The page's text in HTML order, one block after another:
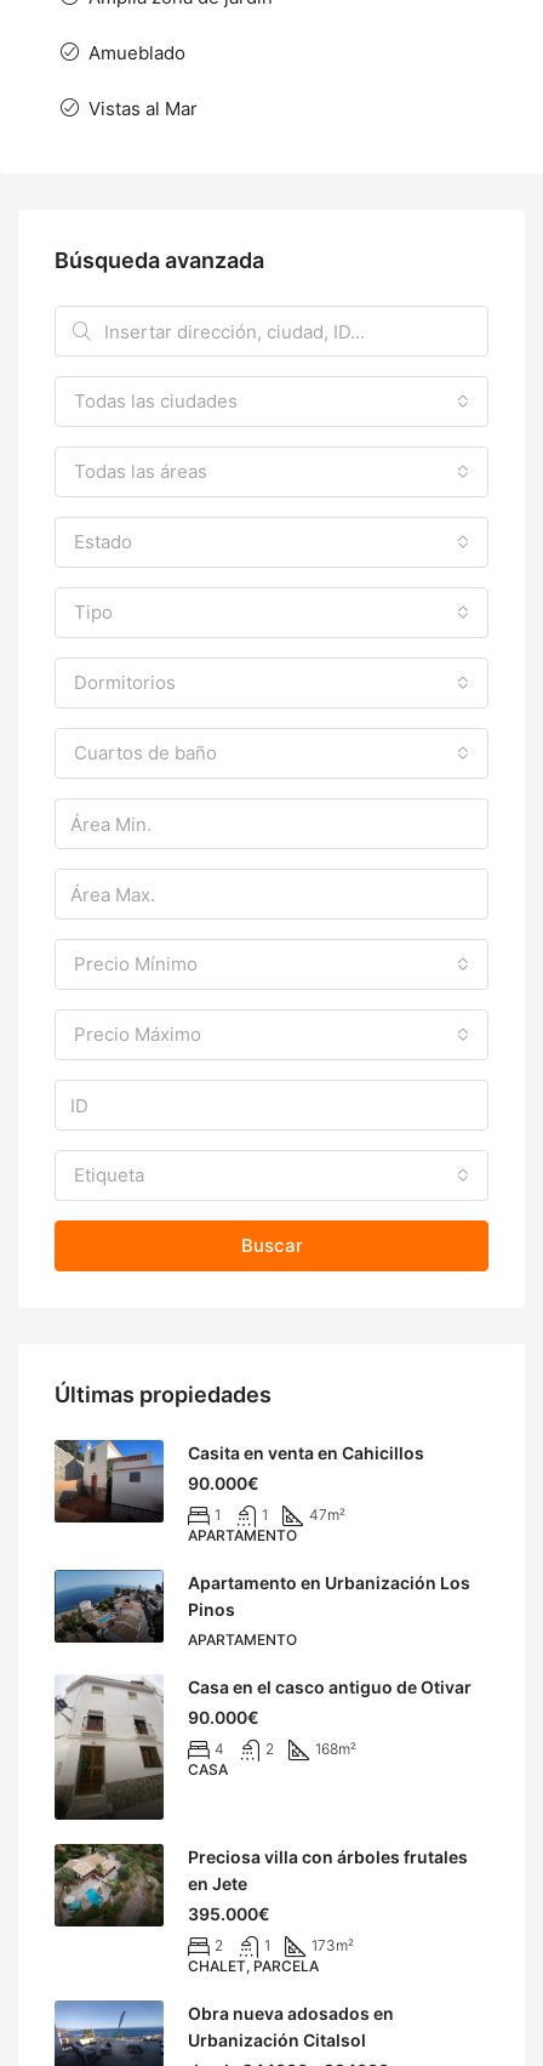
Amueblado
Vistas al Mar
Búsqueda avanzada
Todas las ciudades
Todas las áreas
Estado
Tipo
Dormitorios
Cuartos de baño
Precio Mínimo
Precio Máximo
Etiqueta
Buscar
Últimas propiedades
Casita en venta en Cahicillos
90.000€
1 1 47m²
APARTAMENTO
Apartamento en Urbanización Los
Pinos
APARTAMENTO
Casa en el casco antiguo de Otivar
90.000€
4 2 168m²
CASA
Preciosa villa con árboles frutales
en Jete
395.000€
2 1 173m²
CHALET, PARCELA
Obra nueva adosados en
Urbanización Citalsol